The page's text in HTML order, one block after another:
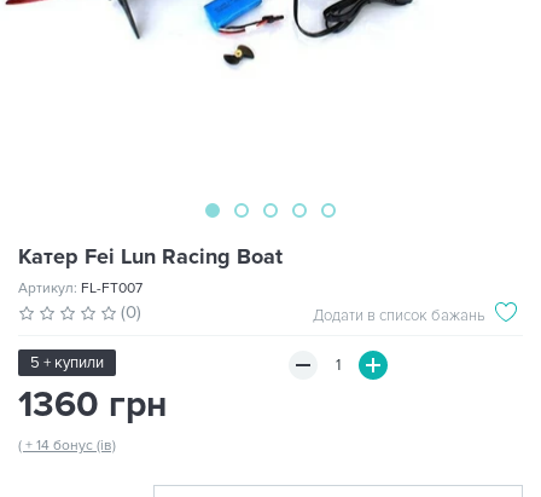
Катер Fei Lun Racing Boat
Артикул: FL-FT007
(0) Додати в список бажань
5 + купили
1360 грн
( + 14 бонус (ів)